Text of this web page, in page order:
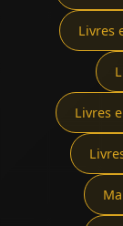
Livres
Livres